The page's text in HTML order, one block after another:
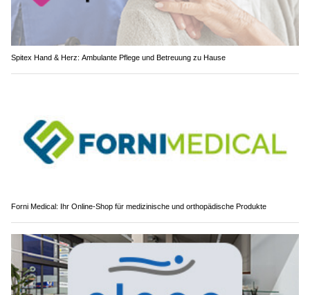
Spitex Hand & Herz: Ambulante Pflege und Betreuung zu Hause
Forni Medical: Ihr Online-Shop für medizinische und orthopädische Produkte